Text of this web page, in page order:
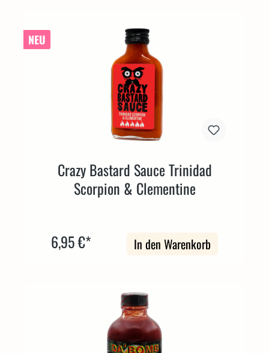
NEU
Crazy Bastard Sauce Trinidad
Scorpion & Clementine
6,95 €* In den Warenkorb